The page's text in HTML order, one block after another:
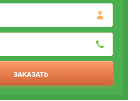
ЗАКАЗАТЬ